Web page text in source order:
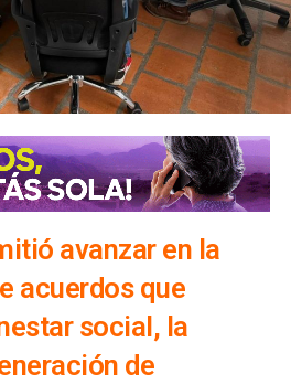
avanzar en la
acuerdos que
social, la
de